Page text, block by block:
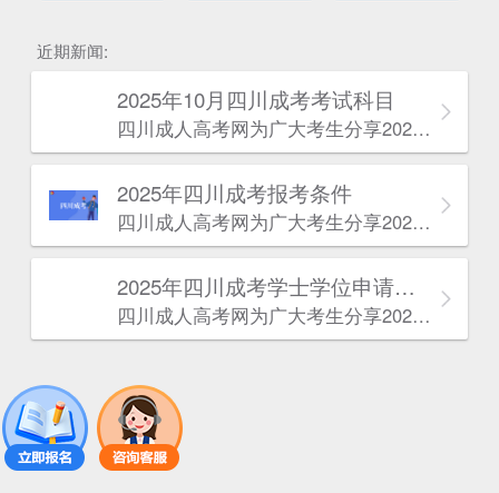
近期新闻:
2025年10月四川成考考试科目
四川成人高考网​为广大考生分享2025年10月四川成考考试科目。为广大在职人员和社会人士提供学历提升的机会。更多四川成考考试信息，欢迎在线访问四川成人高考网。
2025年‌‌‌‌四川成考报考条件
四川成人高考网​为广大考生分享2025年‌‌‌‌四川成考报考条件。为广大在职人员和社会人士提供学历提升的机会。更多四川成考考试信息，欢迎在线访问四川成人高考网。
2025年‌‌‌‌四川成考学士学位申请条件
四川成人高考网​为广大考生分享2025年‌‌‌‌四川成考学士学位申请条件。为广大在职人员和社会人士提供学历提升的机会。更多四川成考考试信息，欢迎在线访问四川成人高考网。